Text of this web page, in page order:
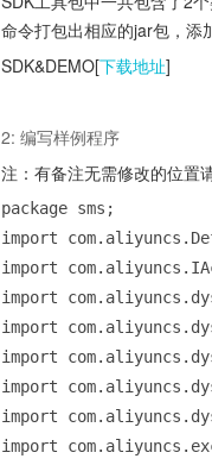
命令打包出相应的jar包，添
SDK&DEMO[下载地址]
2: 编写样例程序
注：有备注无需修改的位置
package sms;
import
import
import
import
import
import
import
import